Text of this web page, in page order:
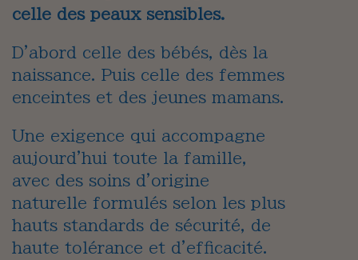
celle des peaux sensibles.
D'abord celle des bébés, dès la
naissance. Puis celle des femmes
enceintes et des jeunes mamans.
Une exigence qui accompagne
aujourd'hui toute la famille,
avec des soins d'origine
naturelle formulés selon les plus
hauts standards de sécurité, de
haute tolérance et d'efficacité.